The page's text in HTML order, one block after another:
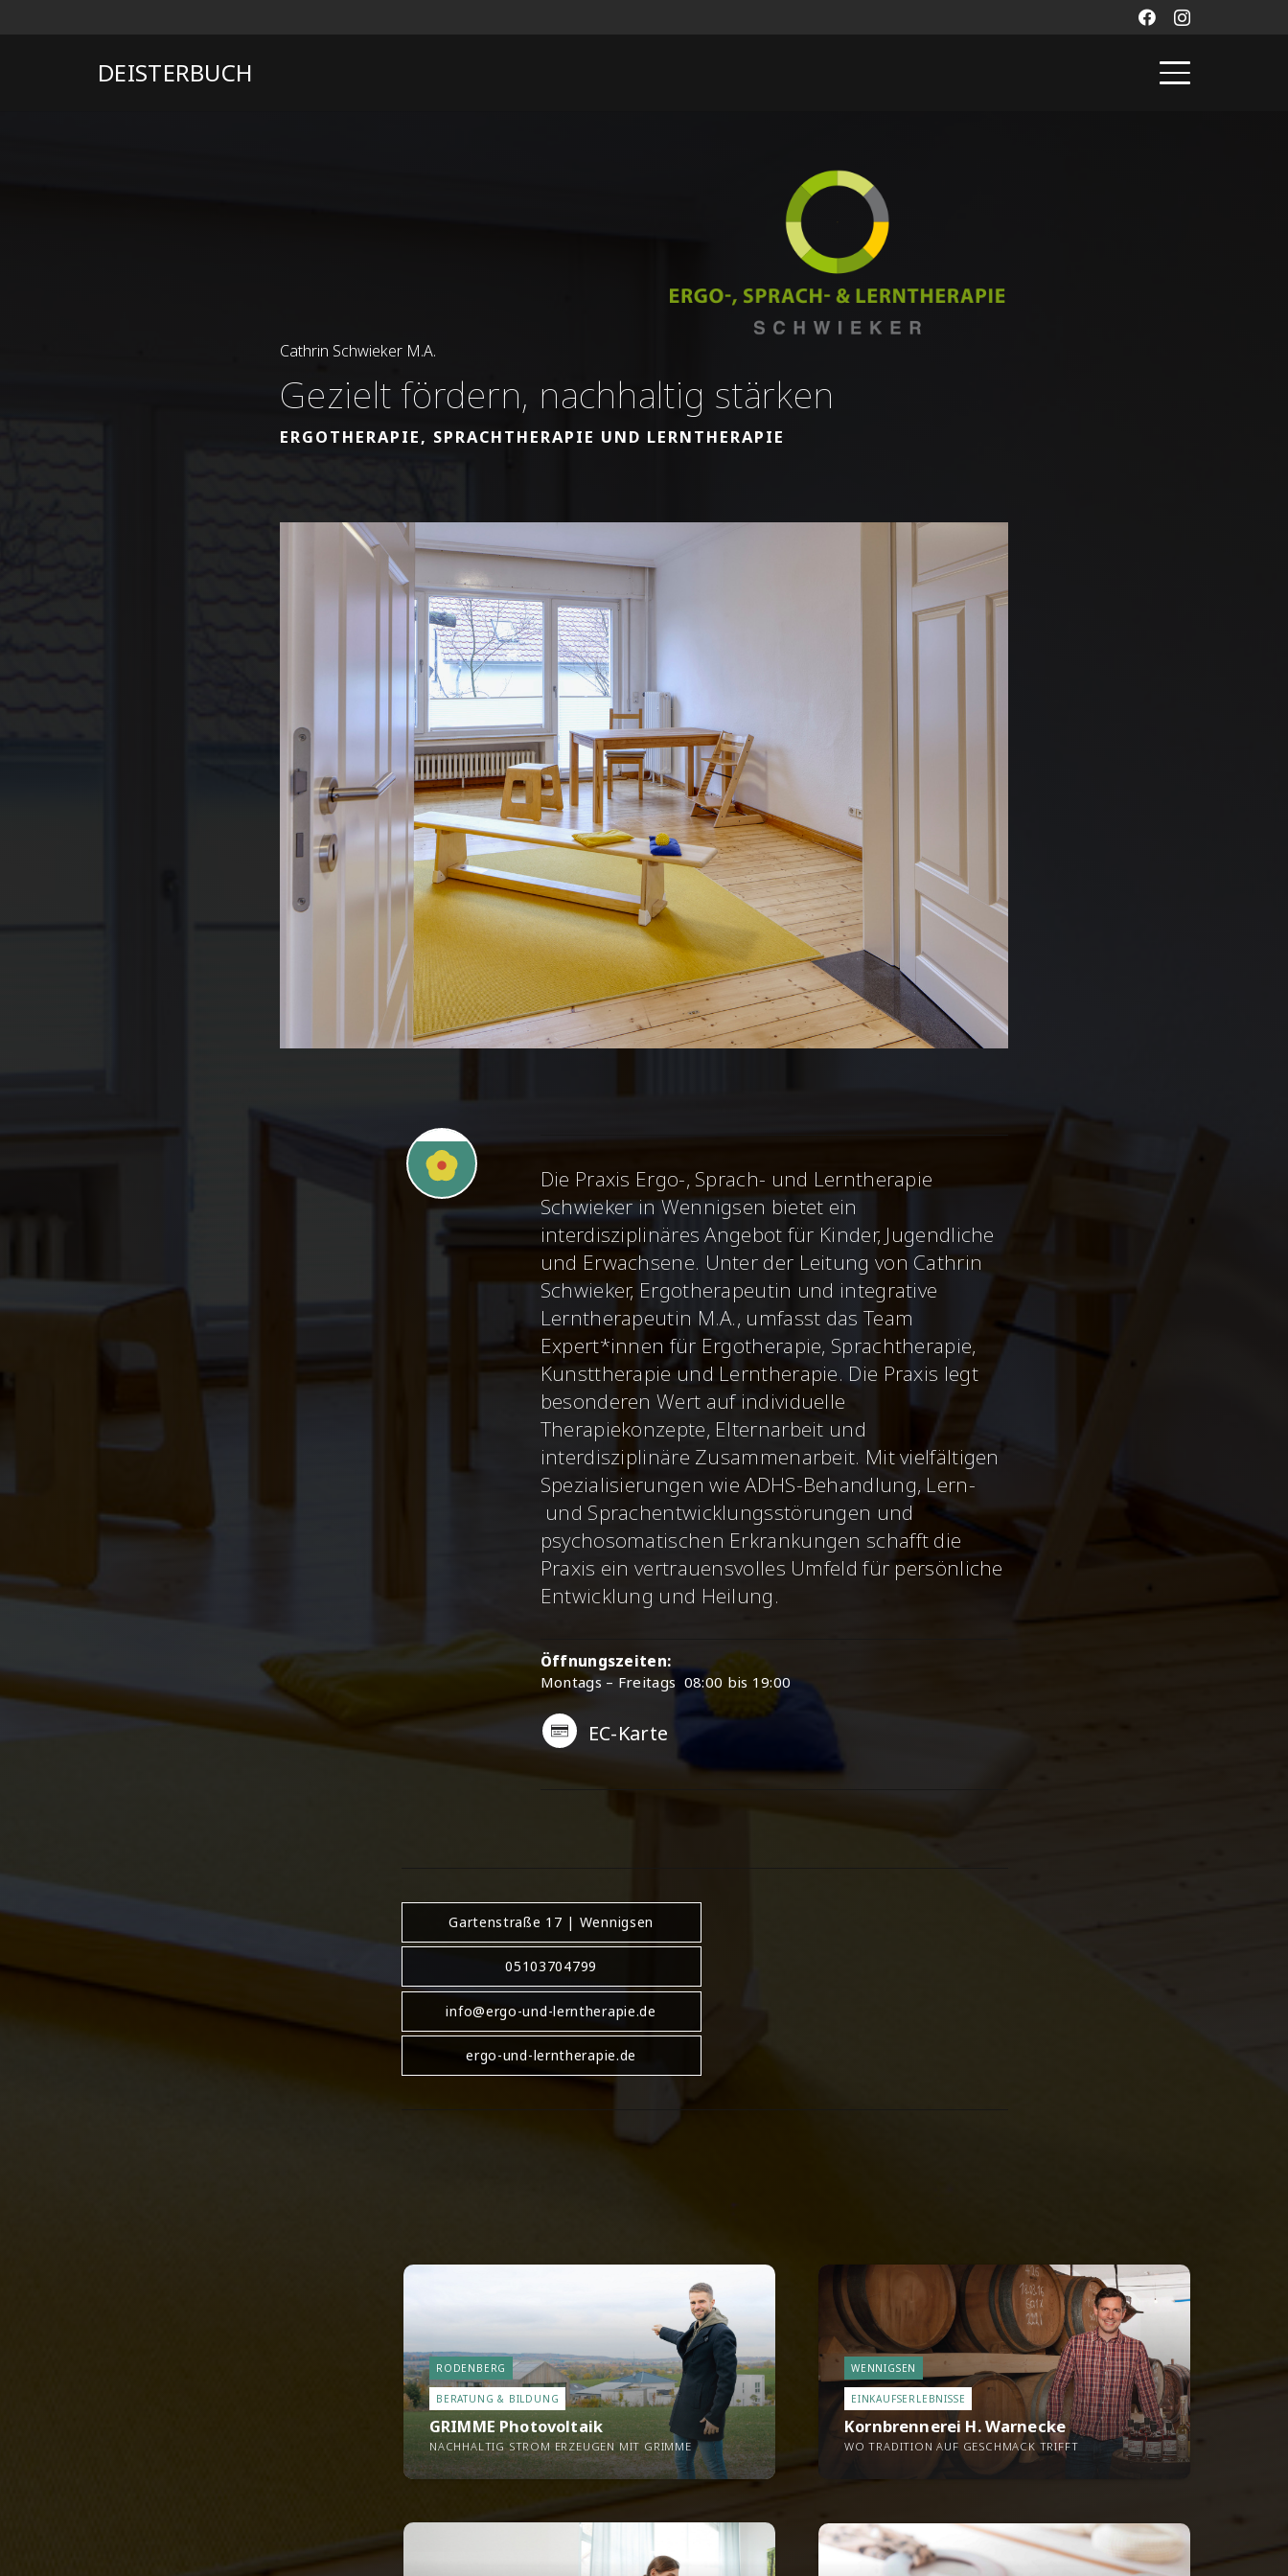
DEISTERBUCH
Cathrin Schwieker M.A.
Gezielt fördern, nachhaltig stärken
ERGOTHERAPIE, SPRACHTHERAPIE UND LERNTHERAPIE
Die Praxis Ergo-, Sprach- und Lerntherapie
Schwieker in Wennigsen bietet ein
interdisziplinäres Angebot für Kinder, Jugendliche
und Erwachsene. Unter der Leitung von Cathrin
Schwieker, Ergotherapeutin und integrative
Lerntherapeutin M.A., umfasst das Team
Expert*innen für Ergotherapie, Sprachtherapie,
Kunsttherapie und Lerntherapie. Die Praxis legt
besonderen Wert auf individuelle
Therapiekonzepte, Elternarbeit und
interdisziplinäre Zusammenarbeit. Mit vielfältigen
Spezialisierungen wie ADHS-Behandlung, Lern-
und Sprachentwicklungsstörungen und
psychosomatischen Erkrankungen schafft die
Praxis ein vertrauensvolles Umfeld für persönliche
Entwicklung und Heilung.
Öffnungszeiten:
Montags – Freitags 08:00 bis 19:00
EC-Karte
Gartenstraße 17 | Wennigsen
05103704799
info@ergo-und-lerntherapie.de
ergo-und-lerntherapie.de
RODENBERG
BERATUNG & BILDUNG
GRIMME Photovoltaik
NACHHALTIG STROM ERZEUGEN MIT GRIMME
WENNIGSEN
EINKAUFSERLEBNISSE
Kornbrennerei H. Warnecke
WO TRADITION AUF GESCHMACK TRIFFT